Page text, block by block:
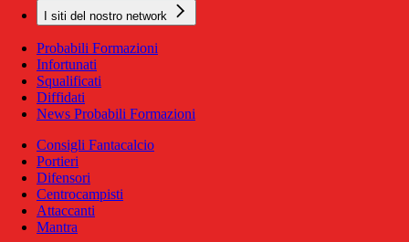
I siti del nostro network
Probabili Formazioni
Infortunati
Squalificati
Diffidati
News Probabili Formazioni
Consigli Fantacalcio
Portieri
Difensori
Centrocampisti
Attaccanti
Mantra